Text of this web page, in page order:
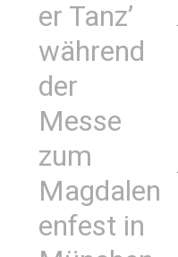
er Tanz’
während
der
Messe
zum
Magdalen
enfest in